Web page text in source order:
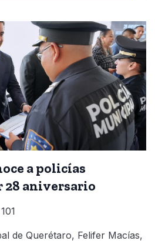
a policías
28 aniversario
101
de Querétaro, Felifer Macías,